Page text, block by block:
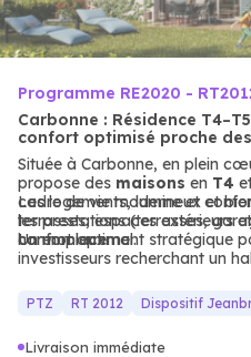
Programme RE2020 -
Carbonne : Résidence
confort optimisé proche
Située à Carbonne, en plein
propose des maisons en T4
cadre de vie moderne et
les prestations (terrasses,
harmonieux.
Les logements, lumineux et
terrasses, espaces extérieurs
confort optimal.
Un emplacement stratégique
investisseurs recherchant un
PTZ RT 2012 Dispositif
Livraison immédiate